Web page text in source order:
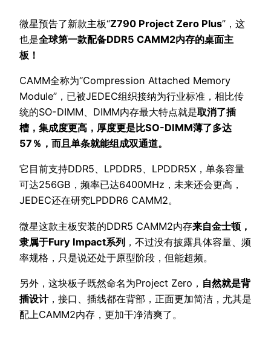
微星预告了新款主板“Z790 Project Zero Plus”，这
也是全球第一款配备DDR5 CAMM2内存的桌面主
板！
CAMM全称为“Compression Attached Memory
Module”，已被JEDEC组织接纳为行业标准，相比传
统的SO-DIMM、DIMM内存最大特点就是取消了插
槽，集成度更高，厚度更是比SO-DIMM薄了多达
57％，而且单条就能组成双通道。
它目前支持DDR5、LPDDR5、LPDDR5X，单条容量
可达256GB，频率已达6400MHz，未来还会更高，
JEDEC还在研究LPDDR6 CAMM2。
微星这款主板安装的DDR5 CAMM2内存来自金士顿，
隶属于Fury Impact系列 ，不过没有披露具体容量、频
率规格，只是说还处于原型阶段，但能超频。
另外，这块板子既然命名为Project Zero， 自然就是背
插设计，接口、插线都在背部，正面更加简洁，尤其是
配上CAMM2内存，更加干净清爽了。